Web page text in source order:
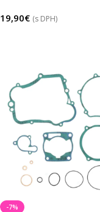
19,90€ (s DPH)
-7%